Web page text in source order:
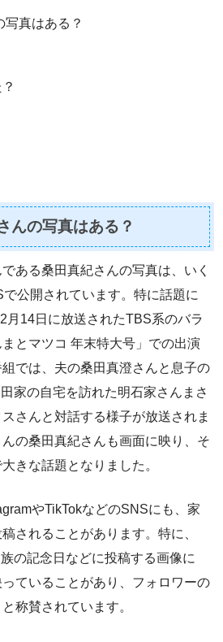
真はある？
んの写真はある？
ある桑田真紀さんの写真は、いく
公開されています。特に話題に
月14日に放送されたTBS系のバラ
とマツコ 年末特大号」での出演
では、夫の桑田真澄さんと息子の
家の自宅を訪れた明石家さんまさ
さんと対話する様子が放送されま
の桑田真紀さんも画面に映り、そ
きな話題となりました。
やTikTokなどのSNSにも、家
されることがあります。特に、
の記念日などに投稿する画像に
ていることがあり、フォロワーの
称賛されています。